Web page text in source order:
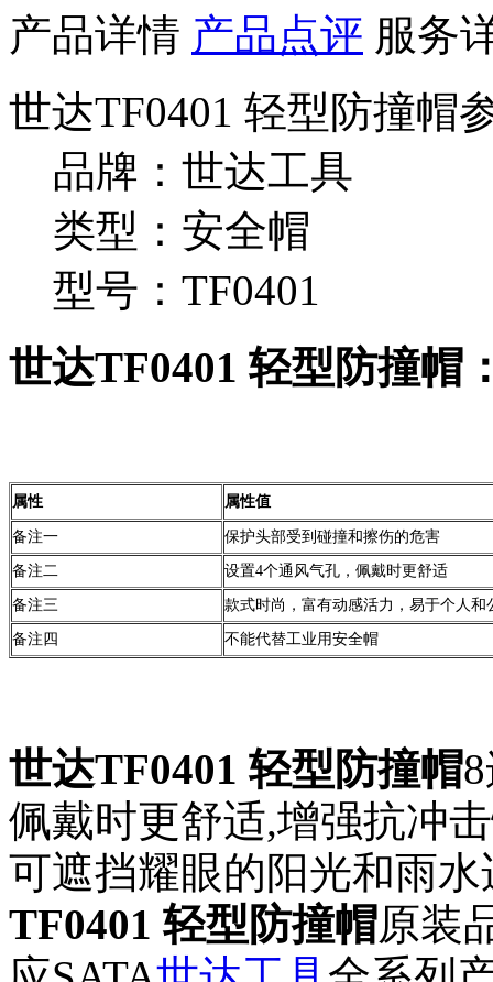
产品详情 产品点评 服务
世达TF0401 轻型防撞帽
品牌：世达工具
类型：安全帽
型号：TF0401
世达TF0401 轻型防撞帽
属性 属性值
备注一 保护头部受到碰撞和擦伤的危害
备注二 设置4个通风气孔，佩戴时更舒适
备注三 款式时尚，富有动感活力，易于个人和
备注四 不能代替工业用安全帽
世达TF0401 轻型防撞帽
佩戴时更舒适,增强抗冲
可遮挡耀眼的阳光和雨
TF0401 轻型防撞帽原装